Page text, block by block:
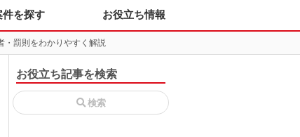
件を探す お役立ち情報
・罰則をわかりやすく解説
お役立ち記事を検索